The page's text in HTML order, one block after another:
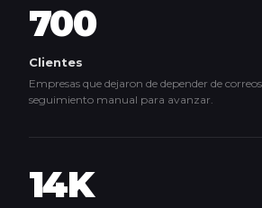
700
Clientes
Empresas que dejaron de depender de
seguimiento manual para avanzar.
14K